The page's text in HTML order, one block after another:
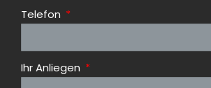
Telefon
Ihr Anliegen